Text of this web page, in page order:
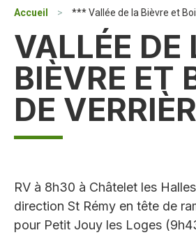
Accueil > *** Vallée de la Bièvre et
VALLÉE DE
BIÈVRE ET
DE
RV à 8h30 à Châtelet les
direction St Rémy en tête de
pour Petit Jouy les Loges